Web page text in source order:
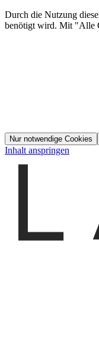
Durch die Nutzung
benötigt wird. Mit "Alle
Nur notwendige Cookies
Inhalt anspringen